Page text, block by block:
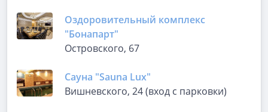
Оздоровительный комплекс
"Бонапарт"
Островского, 67
Сауна "Sauna Lux"
Вишневского, 24 (вход с парковки)